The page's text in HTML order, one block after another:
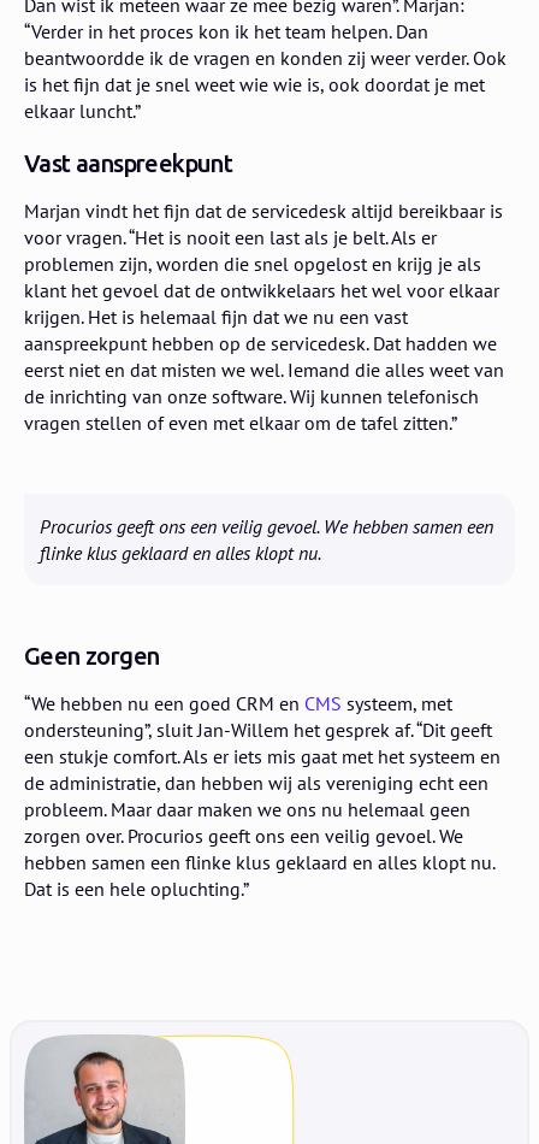
“Verder in het proces kon ik het team helpen. Dan
beantwoordde ik de vragen en konden zij weer verder. Ook
is het fijn dat je snel weet wie wie is, ook doordat je met
elkaar luncht.”
Vast aanspreekpunt
Marjan vindt het fijn dat de servicedesk altijd bereikbaar is
voor vragen. “Het is nooit een last als je belt. Als er
problemen zijn, worden die snel opgelost en krijg je als
klant het gevoel dat de ontwikkelaars het wel voor elkaar
krijgen. Het is helemaal fijn dat we nu een vast
aanspreekpunt hebben op de servicedesk. Dat hadden we
eerst niet en dat misten we wel. Iemand die alles weet van
de inrichting van onze software. Wij kunnen telefonisch
vragen stellen of even met elkaar om de tafel zitten.”
Procurios geeft ons een veilig gevoel. We hebben samen een
flinke klus geklaard en alles klopt nu.
Geen zorgen
“We hebben nu een goed CRM en CMS systeem, met
ondersteuning”, sluit Jan-Willem het gesprek af. “Dit geeft
een stukje comfort. Als er iets mis gaat met het systeem en
de administratie, dan hebben wij als vereniging echt een
probleem. Maar daar maken we ons nu helemaal geen
zorgen over. Procurios geeft ons een veilig gevoel. We
hebben samen een flinke klus geklaard en alles klopt nu.
Dat is een hele opluchting.”